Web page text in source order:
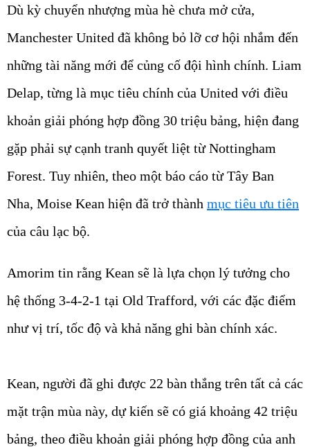
Dù kỳ chuyển nhượng mùa hè chưa mở cửa,
Manchester United đã không bỏ lỡ cơ hội nhắm đến
những tài năng mới để củng cố đội hình chính. Liam
Delap, từng là mục tiêu chính của United với điều
khoản giải phóng hợp đồng 30 triệu bảng, hiện đang
gặp phải sự cạnh tranh quyết liệt từ Nottingham
Forest. Tuy nhiên, theo một báo cáo từ Tây Ban
Nha, Moise Kean hiện đã trở thành mục tiêu ưu tiên
của câu lạc bộ.
Amorim tin rằng Kean sẽ là lựa chọn lý tưởng cho
hệ thống 3-4-2-1 tại Old Trafford, với các đặc điểm
như vị trí, tốc độ và khả năng ghi bàn chính xác.
Kean, người đã ghi được 22 bàn thắng trên tất cả các
mặt trận mùa này, dự kiến sẽ có giá khoảng 42 triệu
bảng, theo điều khoản giải phóng hợp đồng của anh